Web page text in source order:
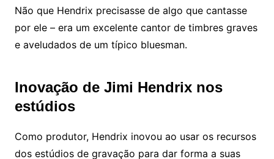
Não que Hendrix precisasse de algo que cantasse
por ele – era um excelente cantor de timbres graves
e aveludados de um típico bluesman.
Inovação de Jimi Hendrix nos
estúdios
Como produtor, Hendrix inovou ao usar os recursos
dos estúdios de gravação para dar forma a suas